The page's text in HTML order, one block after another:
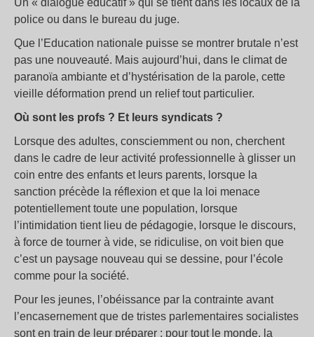
police ou dans le bureau du juge.
Que l’Education nationale puisse se montrer brutale n’est
pas une nouveauté. Mais aujourd’hui, dans le climat de
paranoïa ambiante et d’hystérisation de la parole, cette
vieille déformation prend un relief tout particulier.
Où sont les profs ? Et leurs syndicats ?
Lorsque des adultes, consciemment ou non, cherchent
dans le cadre de leur activité professionnelle à glisser un
coin entre des enfants et leurs parents, lorsque la
sanction précède la réflexion et que la loi menace
potentiellement toute une population, lorsque
l’intimidation tient lieu de pédagogie, lorsque le discours,
à force de tourner à vide, se ridiculise, on voit bien que
c’est un paysage nouveau qui se dessine, pour l’école
comme pour la société.
Pour les jeunes, l’obéissance par la contrainte avant
l’encasernement que de tristes parlementaires socialistes
sont en train de leur préparer ; pour tout le monde, la